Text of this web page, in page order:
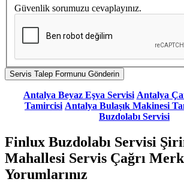
Güvenlik sorumuzu cevaplayınız.
Antalya Beyaz Eşya Servisi Antalya
Tamircisi Antalya Bulaşık Makinesi
Buzdolabı Servisi
Finlux Buzdolabı Servisi
Mahallesi Servis Çağrı
Yorumlarınız